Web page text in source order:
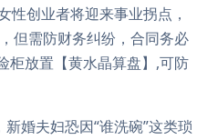
性创业者将迎来事业拐点，
但需防财务纠纷，合同务必
柜放置【黄水晶算盘】,可防
新婚夫妇恐因“谁洗碗”这类琐